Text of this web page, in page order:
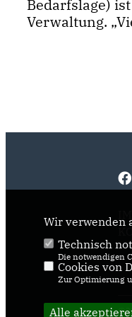
Bedarfslage)
Verwaltung.
Wir verwenden
Technisch
Die notwendigen
Cookies von
Zur Optimierung
Alle